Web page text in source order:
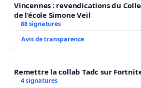
Vincennes : revendications du
de l’école Simone Veil
88 signatures
Avis de transparence
Remettre la collab Tadc sur
4 signatures